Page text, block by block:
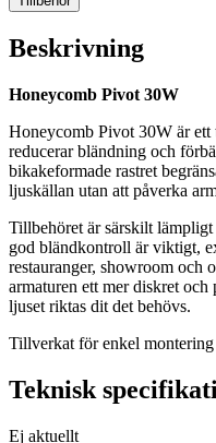
Beskrivning
Honeycomb Pivot 30W
Honeycomb Pivot 30W är
reducerar bländning och
bikakeformade rastret
ljuskällan utan att påverka
Tillbehöret är särskilt
god bländkontroll är viktigt,
restauranger, showroom och
armaturen ett mer diskret
ljuset riktas dit det behövs.
Tillverkat för enkel
Teknisk
Ej aktuellt